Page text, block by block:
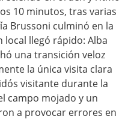
10 minutos, tras varias
Brussoni culminó en la
local llegó rápido: Alba
una transición veloz
la única visita clara
visitante durante la
campo mojado y un
a provocar errores en